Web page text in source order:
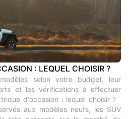
: LEQUEL CHOISIR ?
selon votre budget, leur
et les vérifications à effectuer
d'occasion : lequel choisir ?
aux modèles neufs, les SUV